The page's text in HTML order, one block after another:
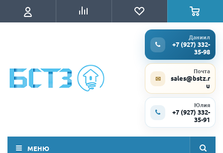
Даниил
+7 (927) 332-
35-98
✉
Почта
sales@bstz.r
u
Юлия
+7 (927) 332-
35-91
МЕНЮ